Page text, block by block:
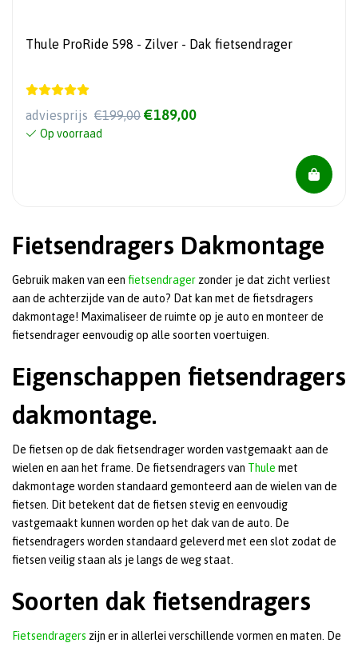
Thule ProRide 598 - Zilver - Dak fietsendrager
adviesprijs €199,00 €189,00
Op voorraad
Fietsendragers Dakmontage
Gebruik maken van een fietsendragerzonder je dat zicht verliest
aan de achterzijde van de auto? Dat kan met de fietsdragers
dakmontage! Maximaliseer de ruimte op je auto en monteer de
fietsendrager eenvoudig op alle soorten voertuigen.
Eigenschappen fietsendragers
dakmontage.
De fietsen op de dak fietsendrager worden vastgemaakt aan de
wielen en aan het frame. De fietsendragers van Thule met
dakmontage worden standaard gemonteerd aan de wielen van de
fietsen. Dit betekent dat de fietsen stevig en eenvoudig
vastgemaakt kunnen worden op het dak van de auto. De
fietsendragers worden standaard geleverd met een slot zodat de
fietsen veilig staan als je langs de weg staat.
Soorten dak fietsendragers
Fietsendragers zijn er in allerlei verschillende vormen en maten. De